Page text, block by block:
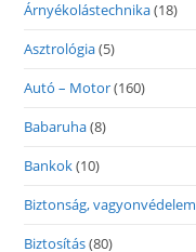
Árnyékolástechnika(18)
Asztrológia(5)
Autó – Motor(160)
Babaruha(8)
Bankok(10)
Biztonság, vagyonvédelem
Biztosítás(80)